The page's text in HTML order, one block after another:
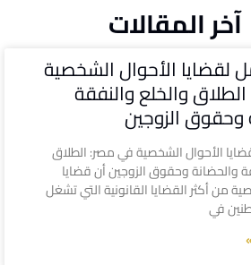
آخر المقالات
لقضايا الأحوال الشخصية
والخلع والنفقة
وحقوق الزوجين
الأحوال الشخصية في مصر: الطلاق
والحضانة وحقوق الزوجين أن قضايا
من أكثر القضايا القانونية التي تشغل
في